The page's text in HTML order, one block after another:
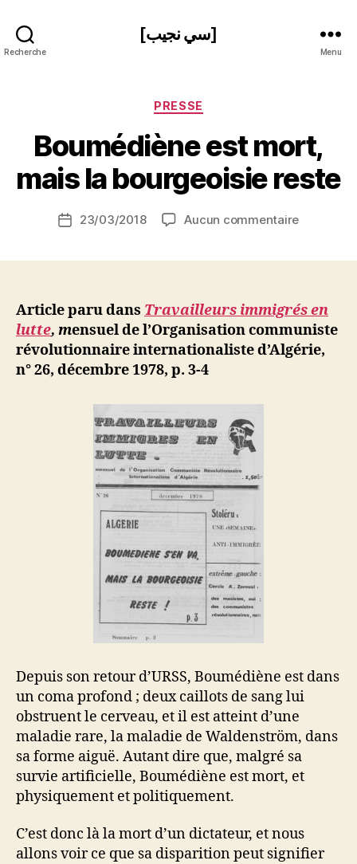
Recherche
[سي نجيب]
Menu
Catégories
PRESSE
Boumédiène est mort,
mais la bourgeoisie reste
de
a
S
N
Date23/03/2018 Aucun commentairesur
la
reste
Article paru dans Travailleurs immigrés en
lutte, mensuel de l’Organisation communiste
révolutionnaire internationaliste d’Algérie,
n° 26, décembre 1978, p. 3-4
Depuis son retour d’URSS, Boumédiène est dans
un coma profond ; deux caillots de sang lui
obstruent le cerveau, et il est atteint d’une
maladie rare, la maladie de Waldenström, dans
sa forme aiguë. Autant dire que, malgré sa
survie artificielle, Boumédiène est mort, et
physiquement et politiquement.
C’est donc là la mort d’un dictateur, et nous
allons voir ce que sa disparition peut signifier